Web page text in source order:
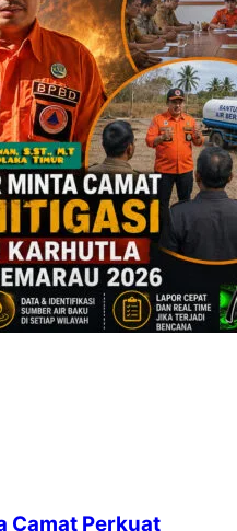
Camat Perkuat